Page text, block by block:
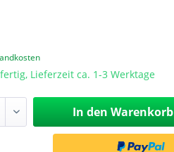
Lieferzeit ca. 1-3 Werktage
In den Warenkorb